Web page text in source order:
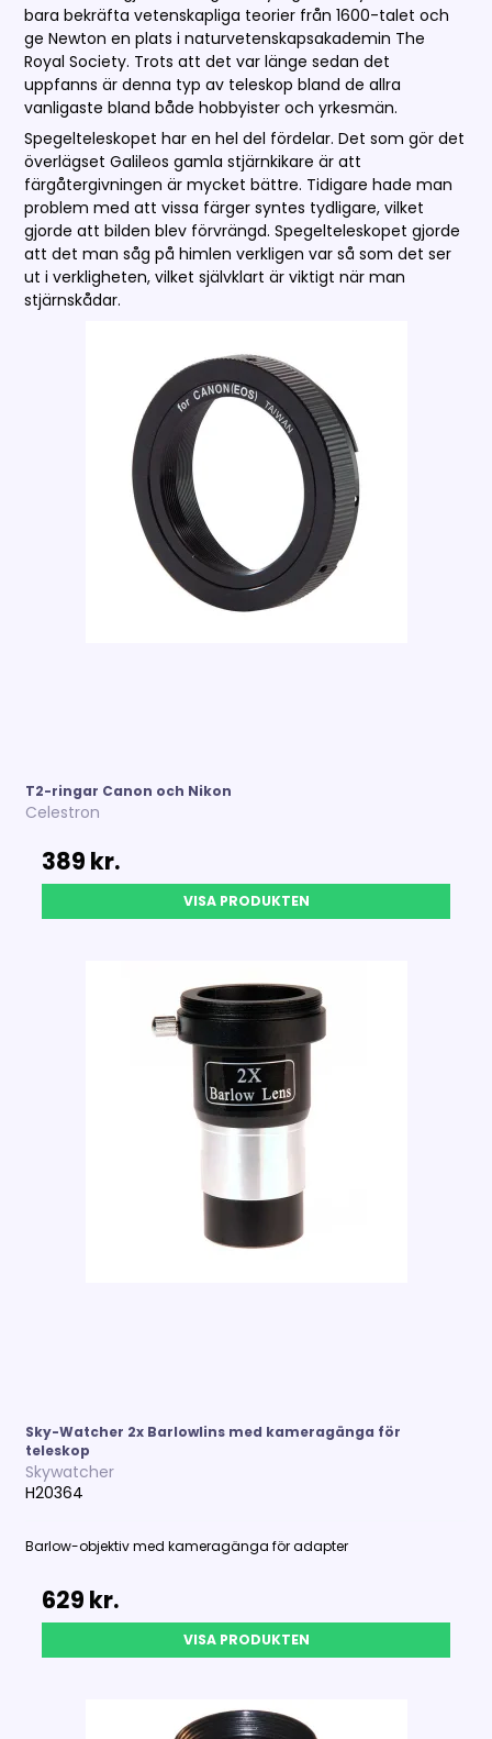
bara bekräfta vetenskapliga teorier från 1600-talet och
ge Newton en plats i naturvetenskapsakademin The
Royal Society. Trots att det var länge sedan det
uppfanns är denna typ av teleskop bland de allra
vanligaste bland både hobbyister och yrkesmän.
Spegelteleskopet har en hel del fördelar. Det som gör det
överlägset Galileos gamla stjärnkikare är att
färgåtergivningen är mycket bättre. Tidigare hade man
problem med att vissa färger syntes tydligare, vilket
gjorde att bilden blev förvrängd. Spegelteleskopet gjorde
att det man såg på himlen verkligen var så som det ser
ut i verkligheten, vilket självklart är viktigt när man
stjärnskådar.
T2-ringar Canon och Nikon
Celestron
389 kr.
VISA PRODUKTEN
Sky-Watcher 2x Barlowlins med kameragänga för
teleskop
Skywatcher
H20364
Barlow-objektiv med kameragänga för adapter
629 kr.
VISA PRODUKTEN